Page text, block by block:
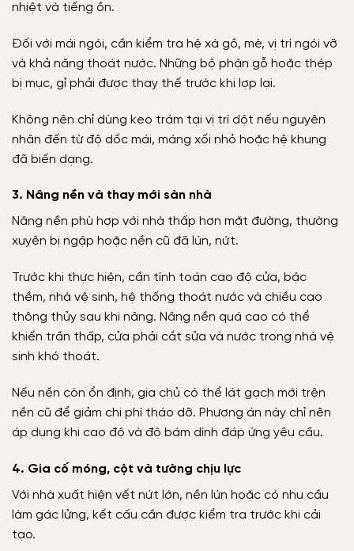
nhiệt và tiếng ồn.
Đối với mái ngói, cần kiểm tra hệ xà gồ, mè, vị trí ngói vỡ
và khả năng thoát nước. Những bộ phận gỗ hoặc thép
bị mục, gỉ phải được thay thế trước khi lợp lại.
Không nên chỉ dùng keo trám tại vị trí dột nếu nguyên
nhân đến từ độ dốc mái, máng xối nhỏ hoặc hệ khung
đã biến dạng.
3. Nâng nền và thay mới sàn nhà
Nâng nền phù hợp với nhà thấp hơn mặt đường, thường
xuyên bị ngập hoặc nền cũ đã lún, nứt.
Trước khi thực hiện, cần tính toán cao độ cửa, bậc
thềm, nhà vệ sinh, hệ thống thoát nước và chiều cao
thông thủy sau khi nâng. Nâng nền quá cao có thể
khiến trần thấp, cửa phải cắt sửa và nước trong nhà vệ
sinh khó thoát.
Nếu nền còn ổn định, gia chủ có thể lát gạch mới trên
nền cũ để giảm chi phí tháo dỡ. Phương án này chỉ nên
áp dụng khi cao độ và độ bám dính đáp ứng yêu cầu.
4. Gia cố móng, cột và tường chịu lực
Với nhà xuất hiện vết nứt lớn, nền lún hoặc có nhu cầu
làm gác lửng, kết cấu cần được kiểm tra trước khi cải
tạo.